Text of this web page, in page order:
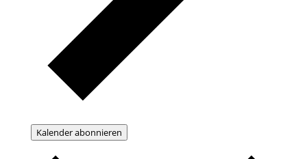
Kalender abonnieren